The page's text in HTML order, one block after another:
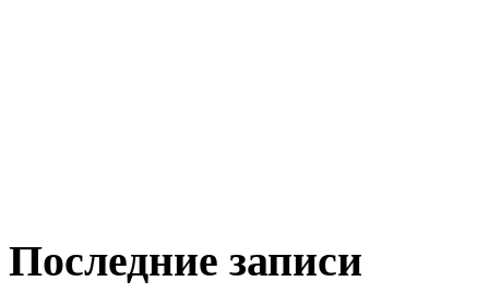
Последние записи